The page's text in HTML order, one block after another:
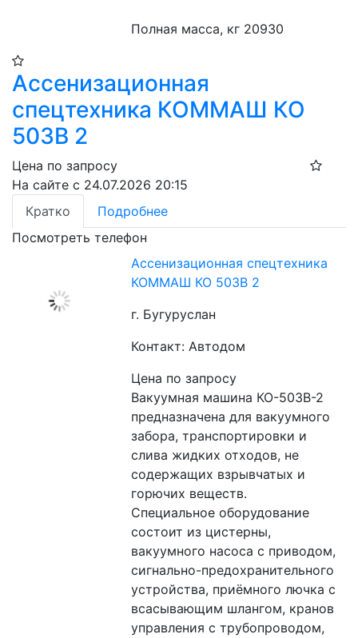
Полная масса, кг 20930
Ассенизационная
спецтехника КОММАШ КО
503В 2
Цена по запросу
На сайте с 24.07.2026 20:15
Кратко
Подробнее
Посмотреть телефон
Ассенизационная спецтехника
КОММАШ КО 503В 2
г. Бугуруслан
Контакт: Автодом
Цена по запросу
Вакуумная машина КО-503В-2
предназначена для вакуумного
забора, транспортировки и
слива жидких отходов, не
содержащих взрывчатых и
горючих веществ.
Специальное оборудование
состоит из цистерны,
вакуумного насоса с приводом,
сигнально-предохранительного
устройства, приёмного лючка с
всасывающим шлангом, кранов
управления с трубопроводом,